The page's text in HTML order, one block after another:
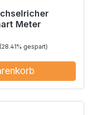
Meter
(28.41% gespart)